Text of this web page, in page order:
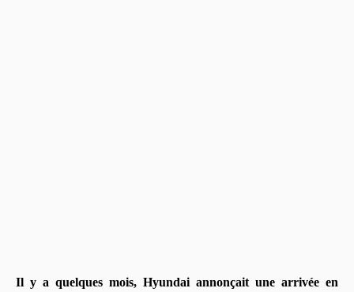
Il y a quelques mois, Hyundai annonçait une arrivée en